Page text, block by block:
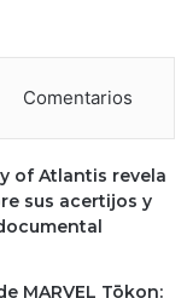
Comentarios
of Atlantis revela
sus acertijos y
MARVEL Tōkon: